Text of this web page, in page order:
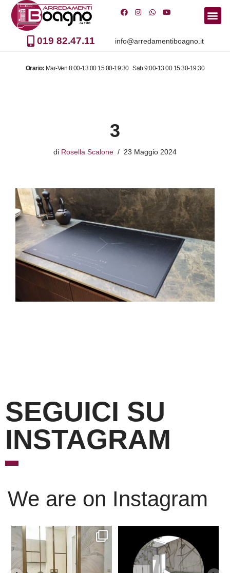
Vai
contenuto
019 82.47.11 info@arredamentiboagno.it
Orario: Mar-Ven 8:00-13:00 15:00-19:30 Sab 9:00-13:00 15:30-19:30
3
di Rosella Scalone 23 Maggio 2024
SEGUICI SU
INSTAGRAM
We are on Instagram
Scopri l’eleganza senza
tempo delle porte ...
È ora di andare a dormire..
Niente di meglio di